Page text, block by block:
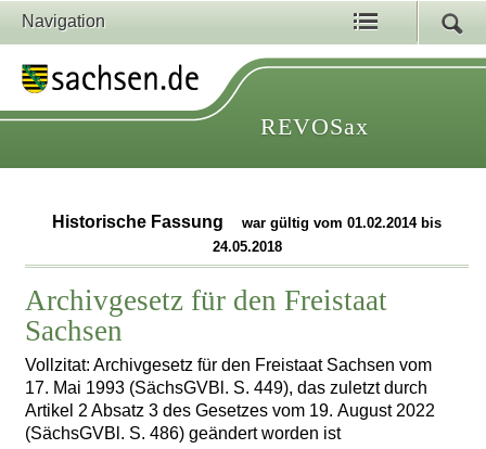
Navigation
REVOSax
Historische Fassung
war gültig vom 01.02.2014 bis
24.05.2018
Archivgesetz für den Freistaat
Sachsen
Vollzitat: Archivgesetz für den Freistaat Sachsen vom
17. Mai 1993 (SächsGVBl. S. 449), das zuletzt durch
Artikel 2 Absatz 3 des Gesetzes vom 19. August 2022
(SächsGVBl. S. 486) geändert worden ist